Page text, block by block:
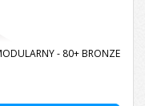
- 80+ BRONZE